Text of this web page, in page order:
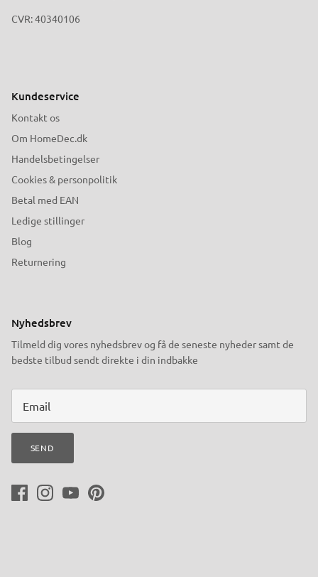
CVR: 40340106
Kundeservice
Kontakt os
Om HomeDec.dk
Handelsbetingelser
Cookies & personpolitik
Betal med EAN
Ledige stillinger
Blog
Returnering
Nyhedsbrev
Tilmeld dig vores nyhedsbrev og få de seneste nyheder samt de
bedste tilbud sendt direkte i din indbakke
SEND